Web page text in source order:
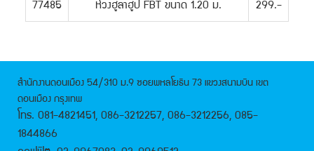
77485 ห่วงฮูลาฮูป FBT ขนาด 1.20 ม. 299.-
สำนักงานดอนเมือง 54/310 ม.9 ซอยพหลโยธิน 73 แขวงสนามบิน เขต
ดอนเมือง กรุงเทพ
โทร. 081-4821451, 086-3212257, 086-3212256, 085-
1844866